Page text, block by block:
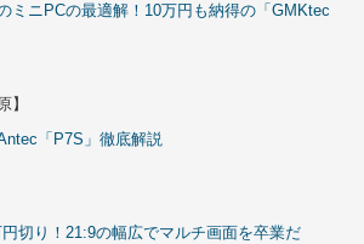
ミニPCの最適解！10万円も納得の「GMKtec
】
「P7S」徹底解説
切り！21:9の幅広でマルチ画面を卒業だ